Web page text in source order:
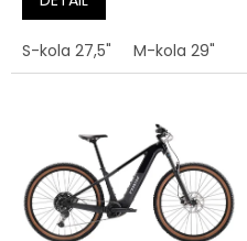
S-kola 27,5" M-kola 29"